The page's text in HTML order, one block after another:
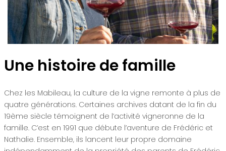
Une histoire de famille
Chez les Mabileau, la culture de la vigne remonte à plus de
quatre générations. Certaines archives datant de la fin du
19ème siècle témoignent de l’activité vigneronne de la
famille. C’est en 1991 que débute l’aventure de Frédéric et
Nathalie. Ensemble, ils lancent leur propre domaine